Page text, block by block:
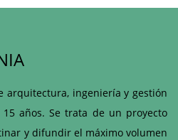
arquitectura, ingeniería y gestión
años. Se trata de un proyecto
y difundir el máximo volumen